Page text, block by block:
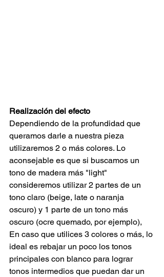
Realización del efecto
Dependiendo de la profundidad que
queramos darle a nuestra pieza
utilizaremos 2 o más colores. Lo
aconsejable es que si buscamos un
tono de madera más "light"
consideremos utilizar 2 partes de un
tono claro (beige, late o naranja
oscuro) y 1 parte de un tono más
oscuro (ocre quemado, por ejemplo),
En caso que utilices 3 colores o más, lo
ideal es rebajar un poco los tonos
principales con blanco para lograr
tonos intermedios que puedan dar un